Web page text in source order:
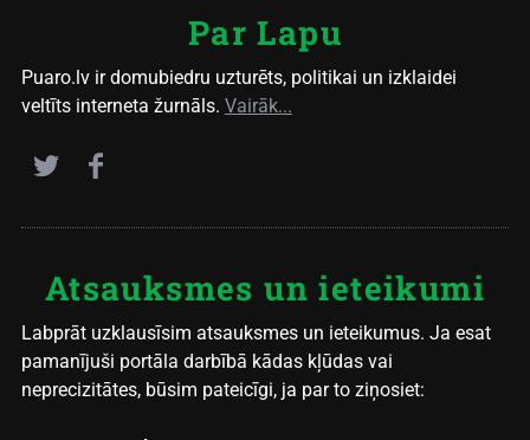
Par Lapu
Puaro.lv ir domubiedru uzturēts, politikai un izklaidei
veltīts interneta žurnāls. Vairāk...
Atsauksmes un ieteikumi
Labprāt uzklausīsim atsauksmes un ieteikumus. Ja esat
pamanījuši portāla darbībā kādas kļūdas vai
neprecizitātes, būsim pateicīgi, ja par to ziņosiet: